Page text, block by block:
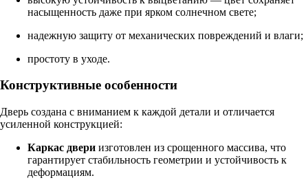
насыщенность даже при ярком солнечном свете;
надежную защиту от механических повреждений и влаги;
простоту в уходе.
Конструктивные особенности
Дверь создана с вниманием к каждой детали и отличается
усиленной конструкцией:
Каркас двери изготовлен из срощенного массива, что
гарантирует стабильность геометрии и устойчивость к
деформациям.